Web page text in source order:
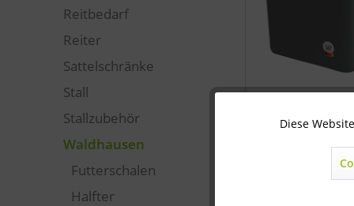
Reitbedarf
Reiter
Sattelschränke
Stall
Stallzubehör
Waldhausen
Futterschalen
Halfter
Technisch notwendig
Diese